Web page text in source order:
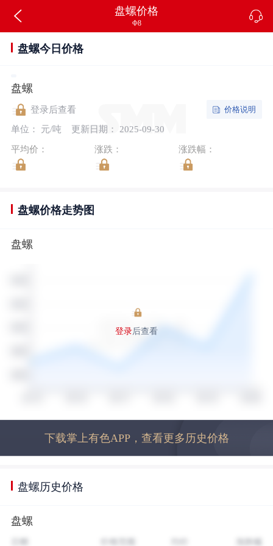
盘螺价格
Φ8
盘螺今日价格
盘螺
登录后查看
单位： 元/吨
更新日期： 2025-09-30
价格说明
平均价： 涨跌： 涨跌幅：
盘螺价格走势图
盘螺
登录后查看
下载掌上有色APP，查看更多历史价格
盘螺历史价格
盘螺